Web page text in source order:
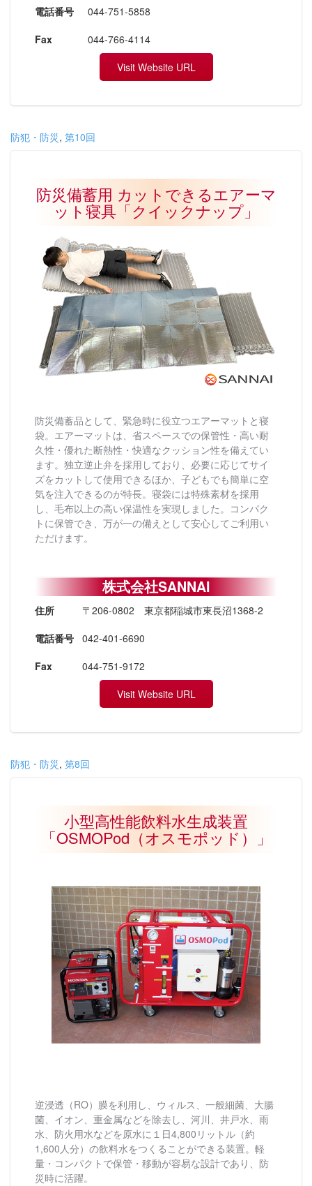
電話番号
044-751-5858
Fax
044-766-4114
Visit Website URL
防犯・防災, 第10回
防災備蓄用 カットできるエアーマ
ット寝具「クイックナップ」
防災備蓄品として、緊急時に役立つエアーマットと寝
袋。エアーマットは、省スペースでの保管性・高い耐
久性・優れた断熱性・快適なクッション性を備えてい
ます。独立逆止弁を採用しており、必要に応じてサイ
ズをカットして使用できるほか、子どもでも簡単に空
気を注入できるのが特長。寝袋には特殊素材を採用
し、毛布以上の高い保温性を実現しました。コンパク
トに保管でき、万が一の備えとして安心してご利用い
ただけます。
株式会社SANNAI
住所
〒206-0802 東京都稲城市東長沼1368-2
電話番号 042-401-6690
Fax
044-751-9172
Visit Website URL
防犯・防災, 第8回
小型高性能飲料水生成装置
「OSMOPod（オスモポッド）」
逆浸透（RO）膜を利用し、ウィルス、一般細菌、大腸
菌、イオン、重金属などを除去し、河川、井戸水、雨
水、防火用水などを原水に１日4,800リットル（約
1,600人分）の飲料水をつくることができる装置。軽
量・コンパクトで保管・移動が容易な設計であり、防
災時に活躍。